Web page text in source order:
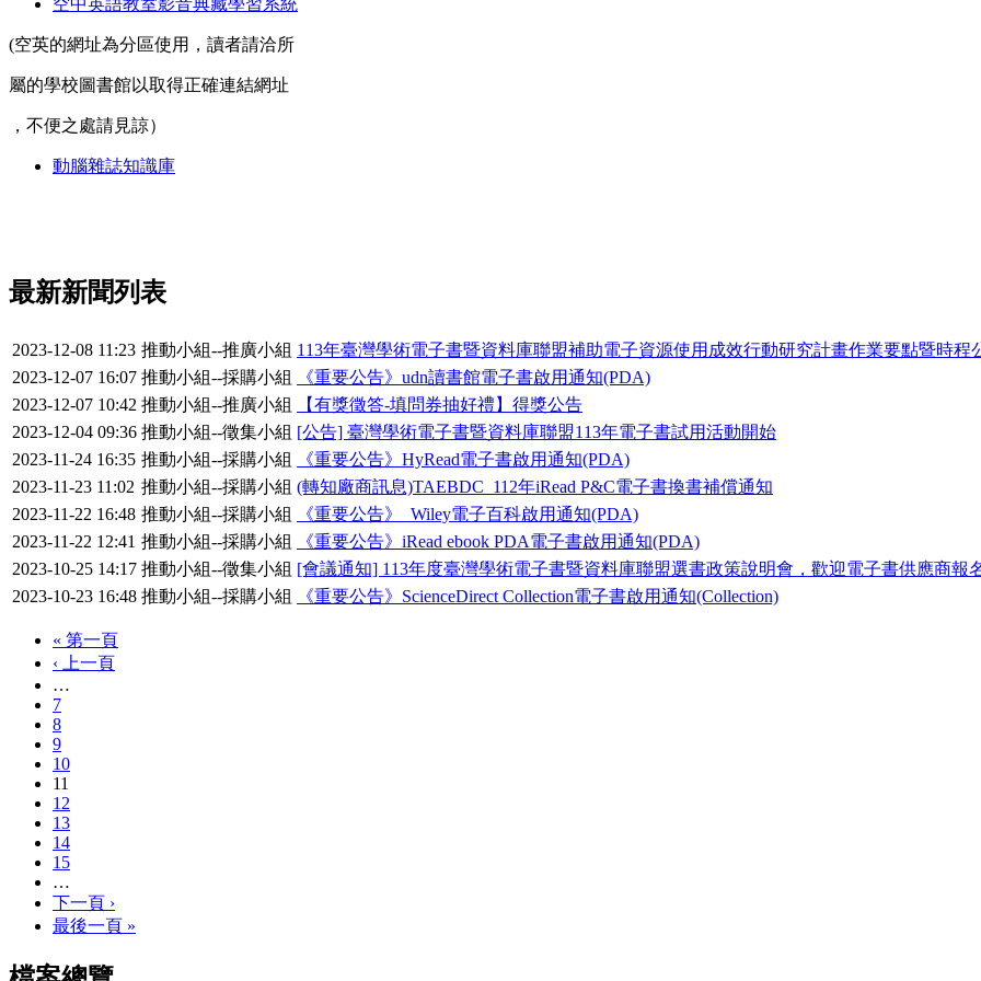
(空英的網址為分區使用，讀者請洽所
屬的學校圖書館以取得正確連結網址
，不便之處請見諒）
動腦雜誌知識庫
最新新聞列表
2023-12-08 11:23 推動小組--推廣小組 113年臺灣學術電子書暨資料庫聯盟補助電子資源使用成效行動研究計畫作業要點暨時程
2023-12-07 16:07 推動小組--採購小組
《重要公告》udn讀書館電子書啟用通知(PDA)
2023-12-07 10:42 推動小組--推廣小組
【有獎徵答-填問券抽好禮】得獎公告
2023-12-04 09:36 推動小組--徵集小組 [公告] 臺灣學術電子書暨資料庫聯盟113年電子書試用活動開始
2023-11-24 16:35 推動小組--採購小組
《重要公告》HyRead電子書啟用通知(PDA)
2023-11-23 11:02 推動小組--採購小組 (轉知廠商訊息)TAEBDC_112年iRead P&C電子書換書補償通知
2023-11-22 16:48 推動小組--採購小組
《重要公告》_Wiley電子百科啟用通知(PDA)
2023-11-22 12:41 推動小組--採購小組
《重要公告》iRead ebook PDA電子書啟用通知(PDA)
2023-10-25 14:17 推動小組--徵集小組 [會議通知] 113年度臺灣學術電子書暨資料庫聯盟選書政策說明會，歡迎電子書供應商報
2023-10-23 16:48 推動小組--採購小組 《重要公告》ScienceDirect Collection電子書啟用通知(Collection)
« 第一頁
‹ 上一頁
…
7
8
9
10
11
12
13
14
15
…
下一頁 ›
最後一頁 »